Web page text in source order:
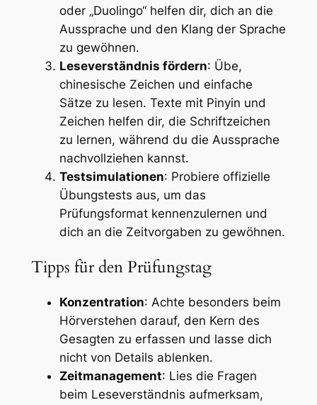
oder „Duolingo“ helfen dir, dich an die
Aussprache und den Klang der Sprache
zu gewöhnen.
Leseverständnis fördern: Übe,
chinesische Zeichen und einfache
Sätze zu lesen. Texte mit Pinyin und
Zeichen helfen dir, die Schriftzeichen
zu lernen, während du die Aussprache
nachvollziehen kannst.
Testsimulationen: Probiere offizielle
Übungstests aus, um das
Prüfungsformat kennenzulernen und
dich an die Zeitvorgaben zu gewöhnen.
Tipps für den Prüfungstag
Konzentration: Achte besonders beim
Hörverstehen darauf, den Kern des
Gesagten zu erfassen und lasse dich
nicht von Details ablenken.
Zeitmanagement: Lies die Fragen
beim Leseverständnis aufmerksam,